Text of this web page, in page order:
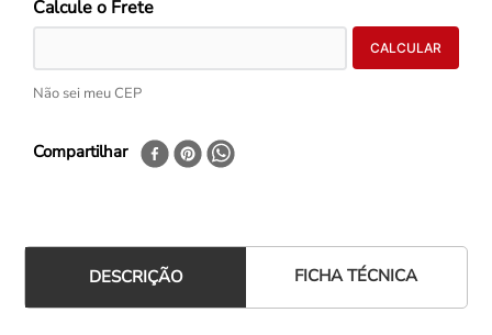
Não sei meu CEP
Compartilhar
DESCRIÇÃO FICHA TÉCNICA